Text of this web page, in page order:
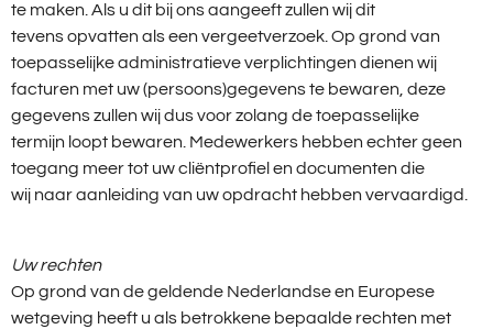
te maken. Als u dit bij ons aangeeft zullen wij dit
tevens opvatten als een vergeetverzoek. Op grond van
toepasselijke administratieve verplichtingen dienen wij
facturen met uw (persoons)gegevens te bewaren, deze
gegevens zullen wij dus voor zolang de toepasselijke
termijn loopt bewaren. Medewerkers hebben echter geen
toegang meer tot uw cliëntprofiel en documenten die
wij naar aanleiding van uw opdracht hebben vervaardigd.
Uw rechten
Op grond van de geldende Nederlandse en Europese
wetgeving heeft u als betrokkene bepaalde rechten met